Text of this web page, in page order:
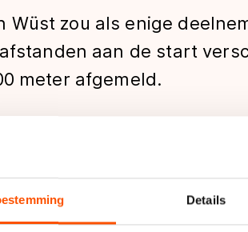
Details
Spelen
Wüst zou als enige
aan de start
meter afgemeld.